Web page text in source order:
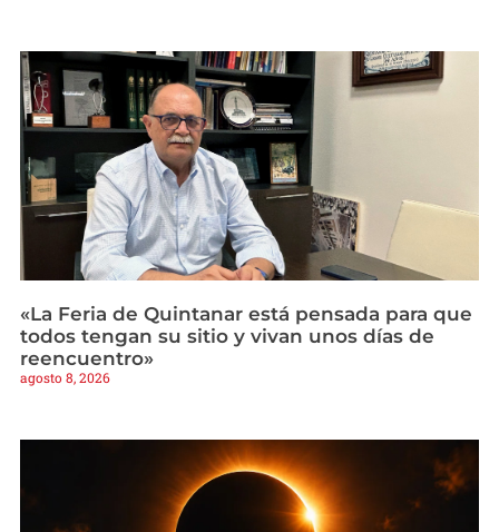
«La Feria de Quintanar está pensada para que
todos tengan su sitio y vivan unos días de
reencuentro»
agosto 8, 2026